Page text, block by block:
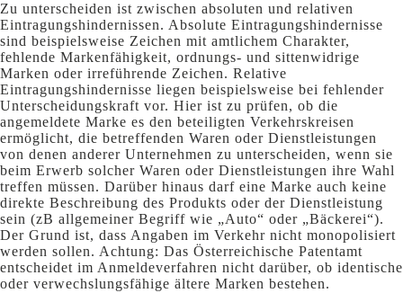
Zu unterscheiden ist zwischen absoluten und relativen
Eintragungshindernissen. Absolute Eintragungshindernisse
sind beispielsweise Zeichen mit amtlichem Charakter,
fehlende Markenfähigkeit, ordnungs- und sittenwidrige
Marken oder irreführende Zeichen. Relative
Eintragungshindernisse liegen beispielsweise bei fehlender
Unterscheidungskraft vor. Hier ist zu prüfen, ob die
angemeldete Marke es den beteiligten Verkehrskreisen
ermöglicht, die betreffenden Waren oder Dienstleistungen
von denen anderer Unternehmen zu unterscheiden, wenn sie
beim Erwerb solcher Waren oder Dienstleistungen ihre Wahl
treffen müssen. Darüber hinaus darf eine Marke auch keine
direkte Beschreibung des Produkts oder der Dienstleistung
sein (zB allgemeiner Begriff wie „Auto“ oder „Bäckerei“).
Der Grund ist, dass Angaben im Verkehr nicht monopolisiert
werden sollen. Achtung: Das Österreichische Patentamt
entscheidet im Anmeldeverfahren nicht darüber, ob identische
oder verwechslungsfähige ältere Marken bestehen.